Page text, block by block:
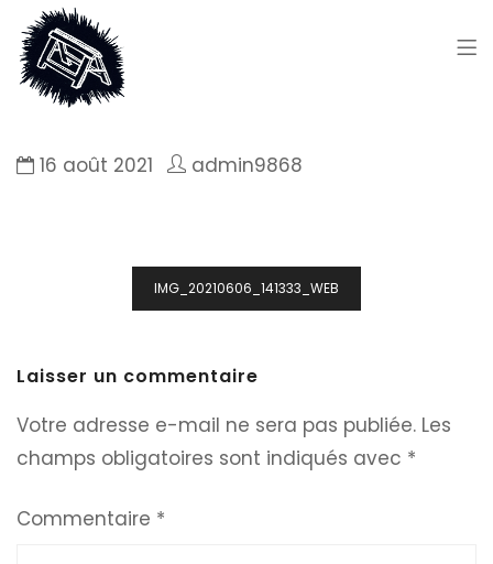
16 août 2021 admin9868
IMG_20210606_141333_WEB
Laisser un commentaire
Votre adresse e-mail ne sera pas publiée. Les
champs obligatoires sont indiqués avec *
Commentaire *